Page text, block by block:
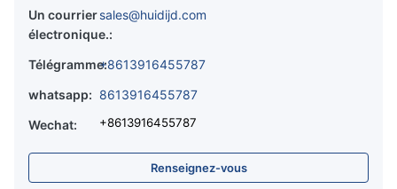
Un courrier
électronique.:
sales@huidijd.com
Télégramme:+8613916455787
whatsapp: 8613916455787
Wechat:
+8613916455787
Renseignez-vous